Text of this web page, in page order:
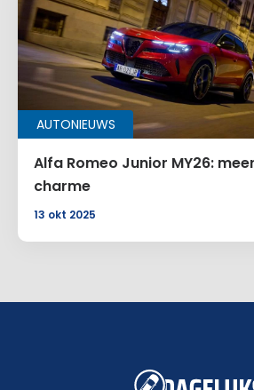
AUTONIEUWS
Alfa Romeo Junior MY26:
charme
13 okt 2025